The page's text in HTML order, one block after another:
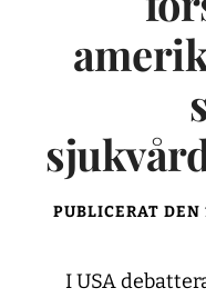
PUBLICERAT DEN
I USA